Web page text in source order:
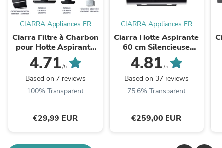
CIARRA Appliances FR
Ciarra Filtre à Charbon
pour Hotte Aspirante
CBCF003-OW
4.71 /5
Based on 7 reviews
100% Transparent
€29,99 EUR
CIARRA Appliances FR
Ciarra Hotte Aspirante
60 cm Silencieuse
Hotte Inclinée A+++
Contrôle Tactile 4
Vitesses Wifi Noir
CBCB6736N-OW
4.81 /5
Based on 37 reviews
75.6% Transparent
€259,00 EUR